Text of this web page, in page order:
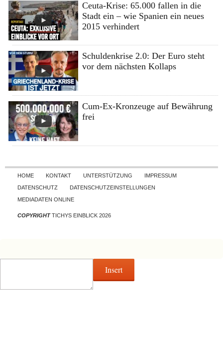
Ceuta-Krise: 65.000 fallen in die
Stadt ein – wie Spanien ein neues
2015 verhindert
Schuldenkrise 2.0: Der Euro steht
vor dem nächsten Kollaps
Cum-Ex-Kronzeuge auf Bewährung
frei
Skip to content
HOME KONTAKT UNTERSTÜTZUNG
IMPRESSUM
DATENSCHUTZ
DATENSCHUTZEINSTELLUNGEN
MEDIADATEN ONLINE
COPYRIGHTTICHYS EINBLICK 2026
Insert